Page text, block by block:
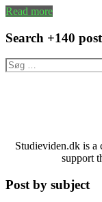
Read more
Search +140
Søg
efter:
Studieviden.dk is a
support
Post by subject